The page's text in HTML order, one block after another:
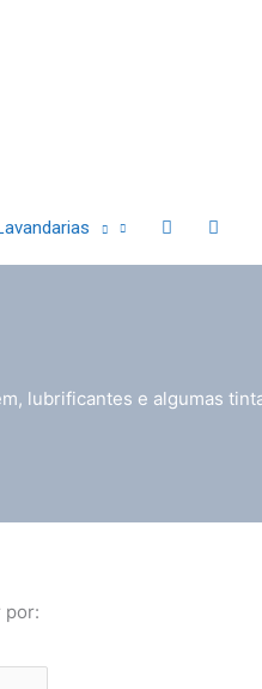
lubrificantes e algumas
por: